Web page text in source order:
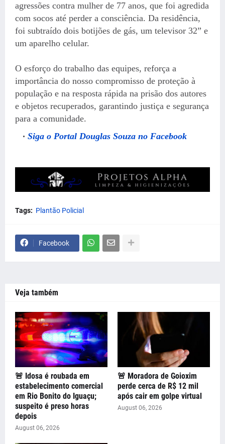
agressões contra mulher de 77 anos, que foi agredida
com socos até perder a consciência. Da residência,
foi subtraído dois botijões de gás, um televisor 32” e
um aparelho celular.
O esforço do trabalho das equipes, reforça a
importância do nosso compromisso de proteção à
população e na resposta rápida na prisão dos autores
e objetos recuperados, garantindo justiça e segurança
para a comunidade.
Siga o Portal Douglas Souza no Facebook
Tags: Plantão Policial
Facebook
Veja também
🚨 Idosa é roubada em
estabelecimento comercial
em Rio Bonito do Iguaçu;
suspeito é preso horas
depois
August 06, 2026
🚨 Moradora de Goioxim
perde cerca de R$ 12 mil
após cair em golpe virtual
August 06, 2026